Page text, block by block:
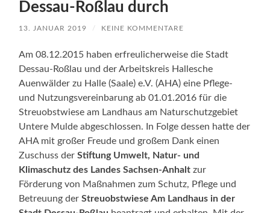
Dessau-Roßlau durch
13. JANUAR 2019 / KEINE KOMMENTARE
Am 08.12.2015 haben erfreulicherweise die Stadt
Dessau-Roßlau und der Arbeitskreis Hallesche
Auenwälder zu Halle (Saale) e.V. (AHA) eine Pflege-
und Nutzungsvereinbarung ab 01.01.2016 für die
Streuobstwiese am Landhaus am Naturschutzgebiet
Untere Mulde abgeschlossen. In Folge dessen hatte der
AHA mit großer Freude und großem Dank einen
Zuschuss derStiftung Umwelt, Natur- und
Klimaschutz des Landes Sachsen-Anhalt zur
Förderung von Maßnahmen zum Schutz, Pflege und
Betreuung derStreuobstwiese Am Landhaus in der